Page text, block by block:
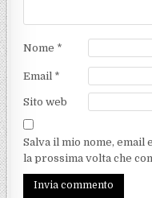
Nome *
Email *
Sito web
Salva il mio nome,
la prossima volta che